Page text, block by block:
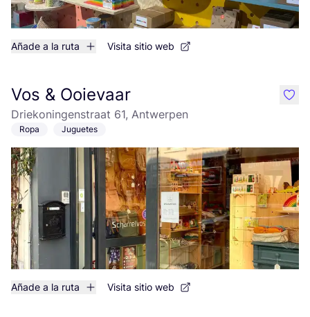
Añade a la ruta Visita sitio web
Vos & Ooievaar
Driekoningenstraat 61, Antwerpen
Ropa Juguetes
Añade a la ruta Visita sitio web
like